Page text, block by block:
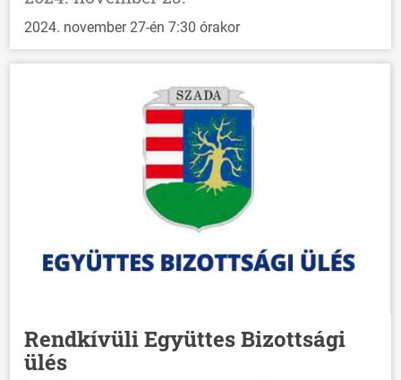
2024. november 27-én 7:30 órakor
Rendkívüli Együttes Bizottsági
ülés